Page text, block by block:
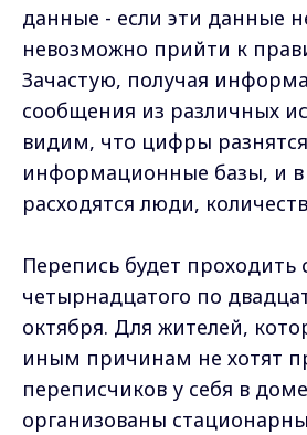
данные - если эти данные
невозможно прийти к
Зачастую, получая
сообщения из различных
видим, что цифры
информационные базы, и в
расходятся люди,
Перепись будет проходить
четырнадцатого по
октября. Для жителей,
иным причинам не хотят
переписчиков у себя в
организованы